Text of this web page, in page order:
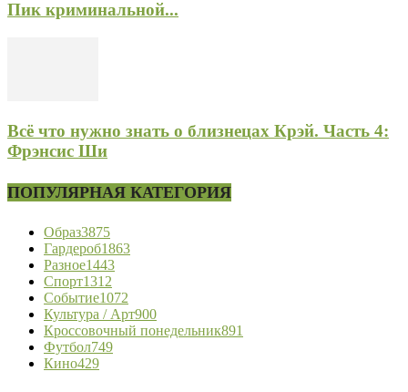
Пик криминальной...
Всё что нужно знать о близнецах Крэй. Часть 4:
Фрэнсис Ши
ПОПУЛЯРНАЯ КАТЕГОРИЯ
Образ3875
Гардероб1863
Разное1443
Спорт1312
Событие1072
Культура / Арт900
Кроссовочный понедельник891
Футбол749
Кино429